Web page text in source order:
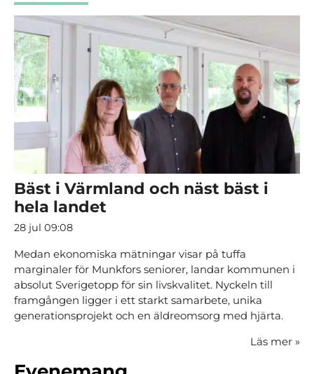
Bäst i Värmland och näst bäst i
hela landet
28 jul 09:08
Medan ekonomiska mätningar visar på tuffa
marginaler för Munkfors seniorer, landar kommunen i
absolut Sverigetopp för sin livskvalitet. Nyckeln till
framgången ligger i ett starkt samarbete, unika
generationsprojekt och en äldreomsorg med hjärta.
Läs mer »